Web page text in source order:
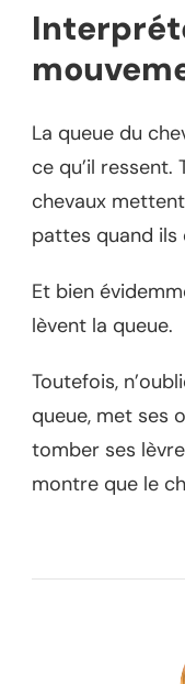
La queue du
ce qu’il ressent.
chevaux
pattes quand ils
Et bien
lèvent la queue.
Toutefois,
queue, met ses
tomber ses
montre que le